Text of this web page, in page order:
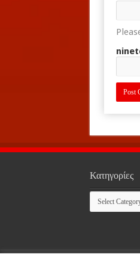
Κατηγορίες
Κατηγορίες